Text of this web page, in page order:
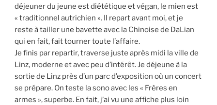
déjeuner du jeune est diététique et végan, le mien est
« traditionnel autrichien ». Il repart avant moi, et je
reste à tailler une bavette avec la Chinoise de DaLian
qui en fait, fait tourner toute l’affaire.
Je finis par repartir, traverse juste après midi la ville de
Linz, moderne et avec peu d’intérêt. Je déjeune à la
sortie de Linz près d’un parc d’exposition où un concert
se prépare. On teste la sono avec les « Frères en
armes », superbe. En fait, j’ai vu une affiche plus loin